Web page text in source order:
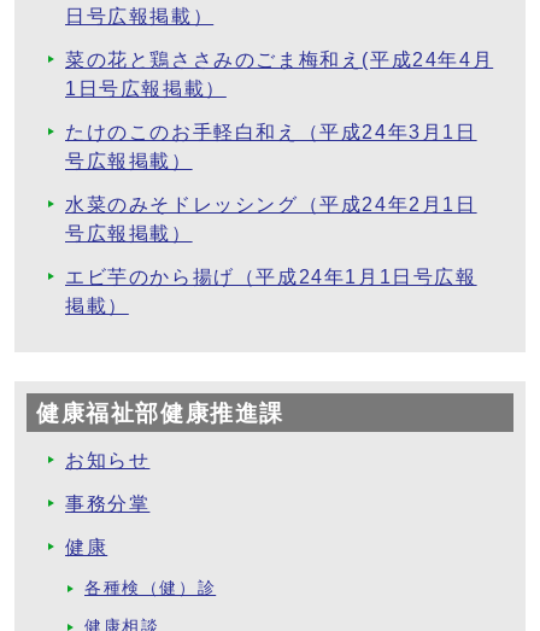
日号広報掲載）
菜の花と鶏ささみのごま梅和え(平成24年4月
1日号広報掲載）
たけのこのお手軽白和え（平成24年3月1日
号広報掲載）
水菜のみそドレッシング（平成24年2月1日
号広報掲載）
エビ芋のから揚げ（平成24年1月1日号広報
掲載）
健康福祉部健康推進課
お知らせ
事務分掌
健康
各種検（健）診
健康相談